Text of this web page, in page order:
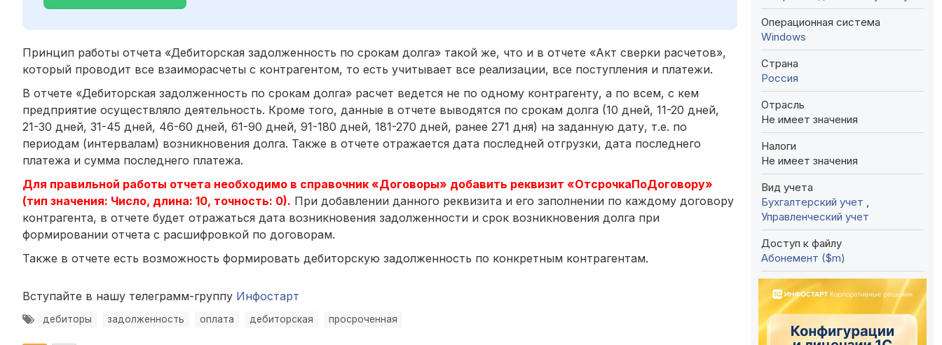
Принцип работы отчета «Дебиторская задолженность по срокам долга» такой же, что и в отчете «Акт сверки расчетов»,
который проводит все взаиморасчеты с контрагентом, то есть учитывает все реализации, все поступления и платежи.
В отчете «Дебиторская задолженность по срокам долга» расчет ведется не по одному контрагенту, а по всем, с кем
предприятие осуществляло деятельность. Кроме того, данные в отчете выводятся по срокам долга (10 дней, 11-20 дней,
21-30 дней, 31-45 дней, 46-60 дней, 61-90 дней, 91-180 дней, 181-270 дней, ранее 271 дня) на заданную дату, т.е. по
периодам (интервалам) возникновения долга. Также в отчете отражается дата последней отгрузки, дата последнего
платежа и сумма последнего платежа.
Для правильной работы отчета необходимо в справочник «Договоры» добавить реквизит «ОтсрочкаПоДоговору»
(тип значения: Число, длина: 10, точность: 0). При добавлении данного реквизита и его заполнении по каждому договору
контрагента, в отчете будет отражаться дата возникновения задолженности и срок возникновения долга при
формировании отчета с расшифровкой по договорам.
Также в отчете есть возможность формировать дебиторскую задолженность по конкретным контрагентам.
Вступайте в нашу телеграмм-группу Инфостарт
дебиторы задолженность оплата дебиторская просроченная
Операционная система
Windows
Страна
Россия
Отрасль
Не имеет значения
Налоги
Не имеет значения
Вид учета
Бухгалтерский учет
Управленческий учет
Доступ к файлу
Абонемент ($m)